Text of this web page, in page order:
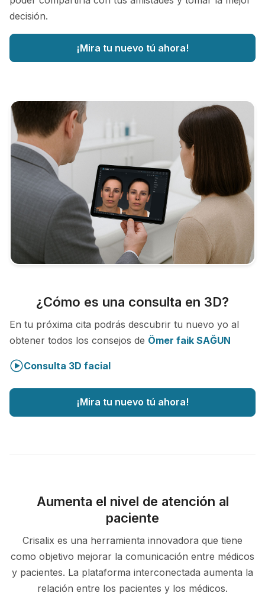
decisión.
¡Mira tu nuevo tú ahora!
¿Cómo es una consulta en 3D?
En tu próxima cita podrás descubrir tu nuevo yo al
obtener todos los consejos de Ömer faik SAĞUN
Consulta 3D facial
¡Mira tu nuevo tú ahora!
Aumenta el nivel de atención al
paciente
Crisalix es una herramienta innovadora que tiene
como objetivo mejorar la comunicación entre médicos
y pacientes. La plataforma interconectada aumenta la
relación entre los pacientes y los médicos.